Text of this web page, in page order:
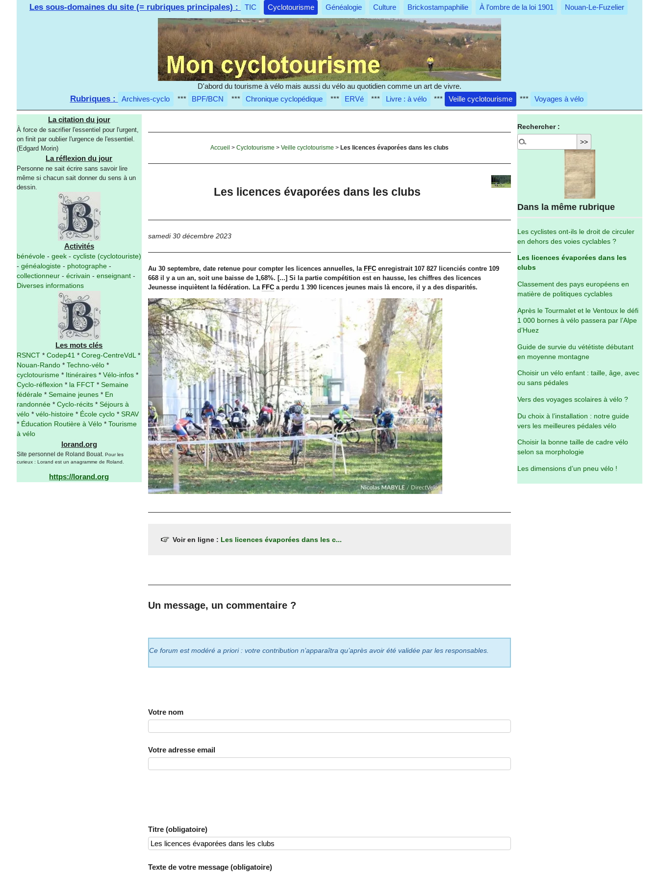
Les sous-domaines du site (= rubriques principales) : TIC Cyclotourisme Généalogie Culture Brickostampaphilie À l’ombre de la loi 1901 Nouan-Le-Fuzelier
D'abord du tourisme à vélo mais aussi du vélo au quotidien comme un art de vivre.
Rubriques : Archives-cyclo *** BPF/BCN *** Chronique cyclopédique *** ERVé *** Livre : à vélo *** Veille cyclotourisme *** Voyages à vélo
La citation du jour
À force de sacrifier l'essentiel pour l'urgent,
on finit par oublier l'urgence de l'essentiel.
(Edgard Morin)
La réflexion du jour
Personne ne sait écrire sans savoir lire
même si chacun sait donner du sens à un
dessin.
Activités
bénévole- geek- cycliste (cyclotouriste)
- généalogiste- photographe-
collectionneur- écrivain - enseignant-
Diverses informations
Les mots clés
RSNCT* Codep41 * Coreg-CentreVdL
*
Nouan-Rando* Techno-vélo*
cyclotourisme* Itinéraires* Vélo-infos*
Cyclo-réflexion * la FFCT* Semaine
fédérale* Semaine jeunes* En
randonnée* Cyclo-récits* Séjours à
vélo* vélo-histoire* École cyclo* SRAV
* Éducation Routière à Vélo* Tourisme
à vélo
lorand.org
Site personnel de Roland Bouat. Pour les
curieux : Lorand est un anagramme de Roland.
https://lorand.org
Accueil > Cyclotourisme > Veille cyclotourisme > Les licences évaporées dans les clubs
Les licences évaporées dans les clubs
samedi 30 décembre 2023
Au 30 septembre, date retenue pour compter les licences annuelles, la FFCenregistrait 107 827 licenciés contre 109
668 il y a un an, soit une baisse de 1,68%. [...] Si la partie compétition est en hausse, les chiffres des licences
Jeunesse inquiètent la fédération. La FFCa perdu 1 390 licences jeunes mais là encore, il y a des disparités.
Voir en ligne : Les licences évaporées dans les c...
Un message, un commentaire ?
Ce forum est modéré a priori : votre contribution n’apparaîtra qu’après avoir été validée par les responsables.
Votre nom
Votre adresse email
Titre (obligatoire)
Texte de votre message (obligatoire)
Rechercher :
Dans la même rubrique
Les cyclistes ont-ils le droit de circuler
en dehors des voies cyclables ?
Les licences évaporées dans les
clubs
Classement des pays européens en
matière de politiques cyclables
Après le Tourmalet et le Ventoux le défi
1 000 bornes à vélo passera par l’Alpe
d’Huez
Guide de survie du vététiste débutant
en moyenne montagne
Choisir un vélo enfant : taille, âge, avec
ou sans pédales
Vers des voyages scolaires à vélo ?
Du choix à l’installation : notre guide
vers les meilleures pédales vélo
Choisir la bonne taille de cadre vélo
selon sa morphologie
Les dimensions d’un pneu vélo !